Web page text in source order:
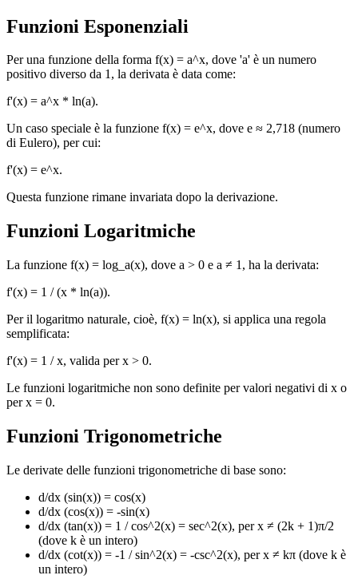
Funzioni Esponenziali
Per una funzione della forma f(x) = a^x, dove 'a' è un numero
positivo diverso da 1, la derivata è data come:
f'(x) = a^x * ln(a).
Un caso speciale è la funzione f(x) = e^x, dove e ≈ 2,718 (numero
di Eulero), per cui:
f'(x) = e^x.
Questa funzione rimane invariata dopo la derivazione.
Funzioni Logaritmiche
La funzione f(x) = log_a(x), dove a > 0 e a ≠ 1, ha la derivata:
f'(x) = 1 / (x * ln(a)).
Per il logaritmo naturale, cioè, f(x) = ln(x), si applica una regola
semplificata:
f'(x) = 1 / x, valida per x > 0.
Le funzioni logaritmiche non sono definite per valori negativi di x o
per x = 0.
Funzioni Trigonometriche
Le derivate delle funzioni trigonometriche di base sono:
d/dx (sin(x)) = cos(x)
d/dx (cos(x)) = -sin(x)
d/dx (tan(x)) = 1 / cos^2(x) = sec^2(x), per x ≠ (2k + 1)π/2
(dove k è un intero)
d/dx (cot(x)) = -1 / sin^2(x) = -csc^2(x), per x ≠ kπ (dove k è
un intero)